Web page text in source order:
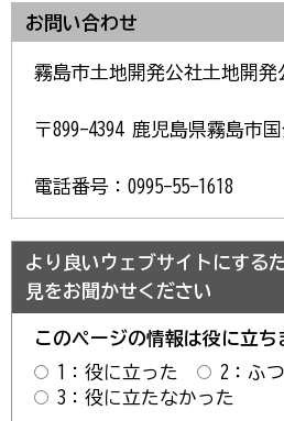
お問い合わせ
霧島市土地開発公社土地開発
〒899-4394 鹿児島県霧島市
電話番号：0995-55-1618
より良いウェブサイトにする
見をお聞かせください
このページの情報は役に立ち
1：役に立った
2：ふ
3：役に立たなかった